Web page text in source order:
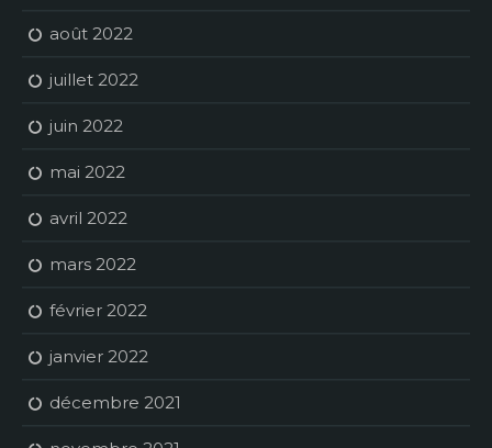
août 2022
juillet 2022
juin 2022
mai 2022
avril 2022
mars 2022
février 2022
janvier 2022
décembre 2021